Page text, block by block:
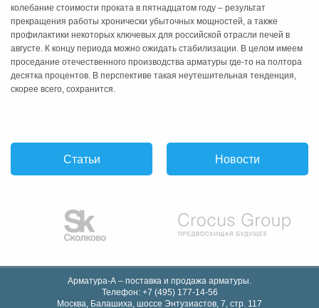
колебание стоимости проката в пятнадцатом году – результат
прекращения работы хронически убыточных мощностей, а также
профилактики некоторых ключевых для российской отрасли печей в
августе. К концу периода можно ожидать стабилизации. В целом имеем
проседание отечественного производства арматуры где-то на полтора
десятка процентов. В перспективе такая неутешительная тенденция,
скорее всего, сохранится.
Статьи Новости
Арматура-А – поставка и продажа арматуры.
Телефон: +7 (495) 177-14-56
Москва, Балашиха, шоссе Энтузиастов, 7, стр. 117